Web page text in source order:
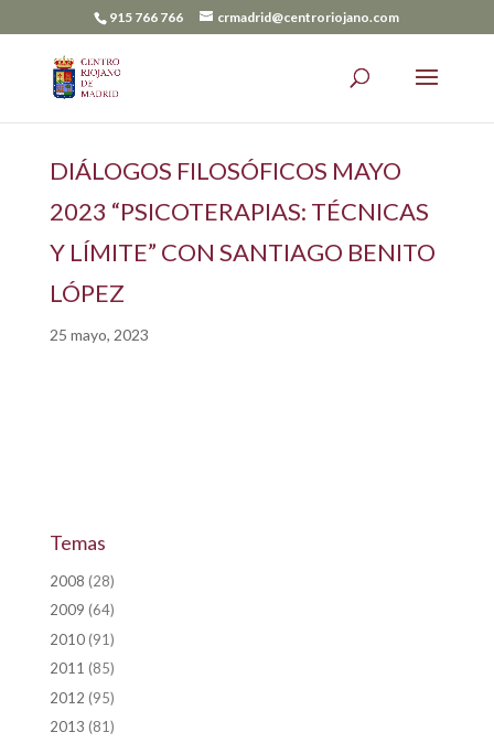
915 766 766 crmadrid@centroriojano.com
DIÁLOGOS FILOSÓFICOS MAYO
2023 “PSICOTERAPIAS: TÉCNICAS
Y LÍMITE” CON SANTIAGO BENITO
LÓPEZ
25 mayo, 2023
Temas
2008 (28)
2009 (64)
2010(91)
2011 (85)
2012 (95)
2013 (81)